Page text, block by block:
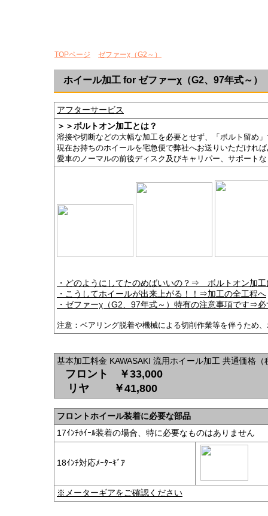
TOPページ ゼファーχ（G2～）
ホイール加工 for ゼファーχ（G2、97年式～）
アフターサービス
＞＞ボルトオン加工とは？
溶接や切断などの大幅な加工を必要とせず、「ボルト留め
現在お持ちのホイールを宅急便で弊社へお送りいただけれ
愛車のノーマルの前後ディスク及びキャリパー、サポート
・どのようにしてたのめばいいの？⇒ ボルトオン加工
・こうしてホイールが出来上がる！！⇒加工の全工程へ
・ゼファーχ（G2、97年式～）特有の注意事項です⇒
注意：ベアリング脱着や機械による切削作業等を伴うため
基本加工料金 KAWASAKI 流用ホイール加工 共通価格（
フロント ￥33,000
リヤ ￥41,800
フロントホイール装着に必要な部品
17ｲﾝﾁﾎｲｰﾙ装着の場合、特に必要なものはありません
18ｲﾝﾁ対応ﾒｰﾀｰｷﾞｱ
※メーターギアをご確認ください